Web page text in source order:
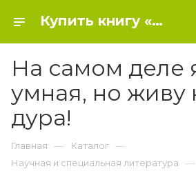
Купить книгу «На самом деле я умная, но живу как дура!» 2019, Раков Павел - Психология
На самом деле
умная, но живу
дура!
Главная — Каталог —
Научная и специальная литература —